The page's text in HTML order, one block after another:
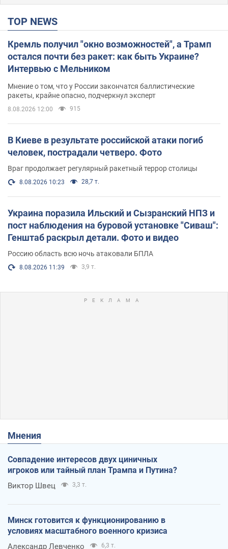
TOP NEWS
Кремль получил "окно возможностей", а Трамп
остался почти без ракет: как быть Украине?
Интервью с Мельником
Мнение о том, что у России закончатся баллистические
ракеты, крайне опасно, подчеркнул эксперт
8.08.2026 12:00 915
В Киеве в результате российской атаки погиб
человек, пострадали четверо. Фото
Враг продолжает регулярный ракетный террор столицы
8.08.2026 10:23 28,7 т.
Украина поразила Ильский и Сызранский НПЗ и
пост наблюдения на буровой установке "Сиваш":
Генштаб раскрыл детали. Фото и видео
Россию область всю ночь атаковали БПЛА
8.08.2026 11:39 3,9 т.
Мнения
Совпадение интересов двух циничных
игроков или тайный план Трампа и Путина?
Виктор Швец 3,3 т.
Минск готовится к функционированию в
условиях масштабного военного кризиса
Александр Левченко 6,3 т.